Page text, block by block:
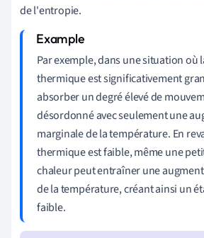
de l'entropie.
Par exemple, dans une situation où
thermique est significativement
absorber un degré élevé de
désordonné avec seulement une
marginale de la température. En
thermique est faible, même une
chaleur peut entraîner une
de la température, créant ainsi un
faible.